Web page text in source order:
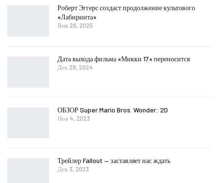
Роберт Эггерс создаст продолжение культового
«Лабиринта»
Янв 26, 2025
Дата выхода фильма «Микки 17» переносится
Дек 29, 2024
ОБЗОР Super Mario Bros. Wonder: 2D
Ноя 4, 2023
Трейлер Fallout — заставляет нас ждать
Дек 3, 2023